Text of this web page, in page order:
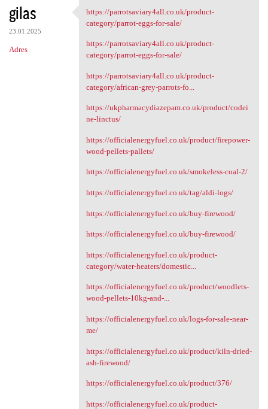
gilas
23.01.2025
Adres
https://parrotsaviary4all.co
https://parrotsaviary4all.co.uk/product-
category/parrot-eggs-for-sale/
https://parrotsaviary4all.co.uk/product-
category/parrot-eggs-for-sale/
https://parrotsaviary4all.co.uk/product-
category/african-grey-parrots-fo...
https://ukpharmacydiazepam.co.uk/product/codei
ne-linctus/
https://officialenergyfuel.co.uk/product/firepower-
wood-pellets-pallets/
https://officialenergyfuel.co.uk/smokeless-coal-2/
https://officialenergyfuel.co.uk/tag/aldi-logs/
https://officialenergyfuel.co.uk/buy-firewood/
https://officialenergyfuel.co.uk/buy-firewood/
https://officialenergyfuel.co.uk/product-
category/water-heaters/domestic...
https://officialenergyfuel.co.uk/product/woodlets-
wood-pellets-10kg-and-...
https://officialenergyfuel.co.uk/logs-for-sale-near-
me/
https://officialenergyfuel.co.uk/product/kiln-dried-
ash-firewood/
https://officialenergyfuel.co.uk/product/376/
https://officialenergyfuel.co.uk/product-